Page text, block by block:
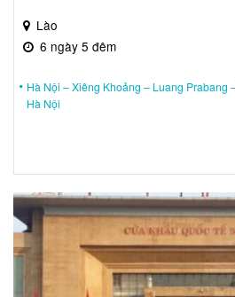
Lào
6 ngày 5 đêm
Hà Nội – Xiêng Khoảng – Luang Prabang
Hà Nội